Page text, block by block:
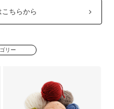
ちらから
リー